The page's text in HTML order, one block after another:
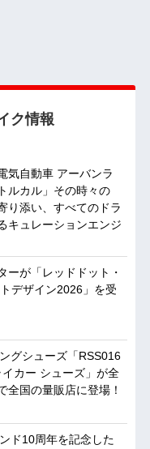
ク情報
気自動車 アーバンラ
ルカル」その時々の
り添い、すべてのドラ
キュレーションエンジ
ーが「レッドドット・
デザイン2026」を受
グシューズ「RSS016
カー シューズ」が全
全国の量販店に登場！
ド10周年を記念した